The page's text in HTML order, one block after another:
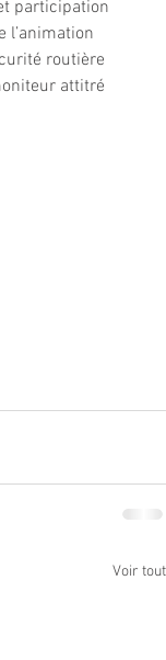
participation
l’animation
routière
attitré
Voir tout